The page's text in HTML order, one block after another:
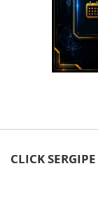
CLICK SERGIPE